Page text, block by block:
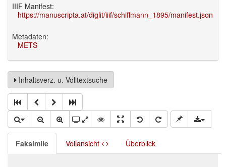
IIIF Manifest:
https://manuscripta.at/diglit/iiif/schiffmann_1895/manifest.json
Metadaten:
METS
Inhaltsverz. u. Volltextsuche
Faksimile Vollansicht Überblick